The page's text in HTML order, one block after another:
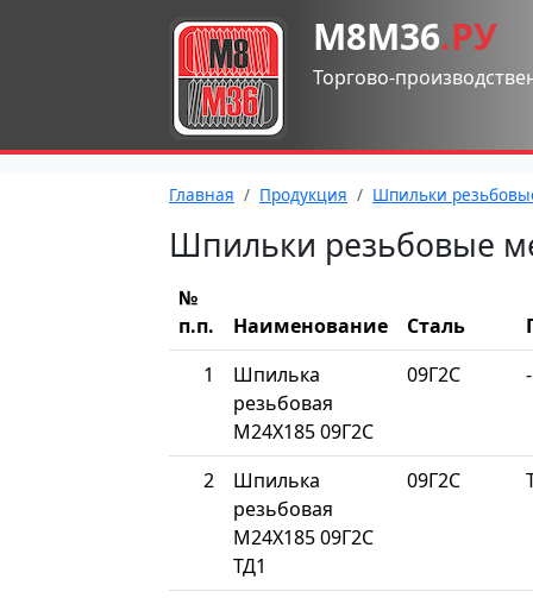
М8М36.РУ
Торгово-
Главная Продукция Шпильки
Шпильки резьбовые
№
п.п.
Наименование Сталь
1
Шпилька
резьбовая
М24Х185 09Г2С
09Г2С -
2
Шпилька
резьбовая
М24Х185 09Г2С
ТД1
09Г2С